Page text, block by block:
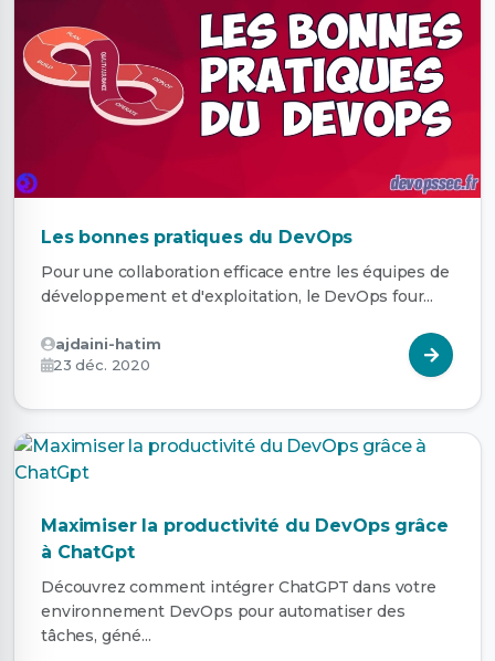
Les bonnes pratiques du DevOps
Pour une collaboration efficace entre les équipes de
développement et d'exploitation, le DevOps four...
ajdaini-hatim
23 déc. 2020
Maximiser la productivité du DevOps grâce
à ChatGpt
Découvrez comment intégrer ChatGPT dans votre
environnement DevOps pour automatiser des
tâches, géné...